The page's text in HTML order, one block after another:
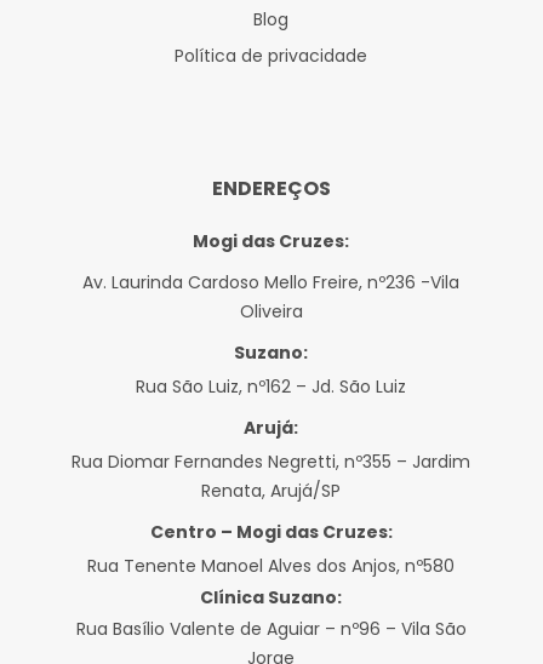
Blog
Política de privacidade
ENDEREÇOS
Mogi das Cruzes:
Av. Laurinda Cardoso Mello Freire, nº236 -Vila
Oliveira
Suzano:
Rua São Luiz, nº162 – Jd. São Luiz
Arujá:
Rua Diomar Fernandes Negretti, nº355 – Jardim
Renata, Arujá/SP
Centro – Mogi das Cruzes:
Rua Tenente Manoel Alves dos Anjos, nº580
Clínica Suzano:
Rua Basílio Valente de Aguiar – nº96 – Vila São
Jorge